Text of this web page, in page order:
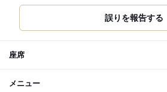
誤りを報告する
座席
メニュー